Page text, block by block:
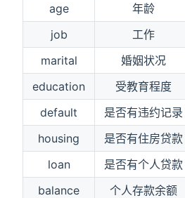
age
年龄
job
工作
marital
婚姻状况
education
受教育程度
default
是否有违约记录
housing
是否有住房贷款
loan
是否有个人贷款
balance
个人存款余额